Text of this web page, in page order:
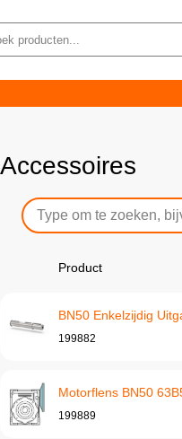
Accessoires
Product
BN50 Enkelzijdig
199882
Motorflens BN50
199889